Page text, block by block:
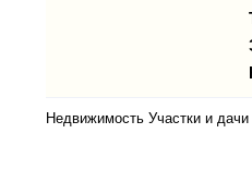
Недвижимость Участки и